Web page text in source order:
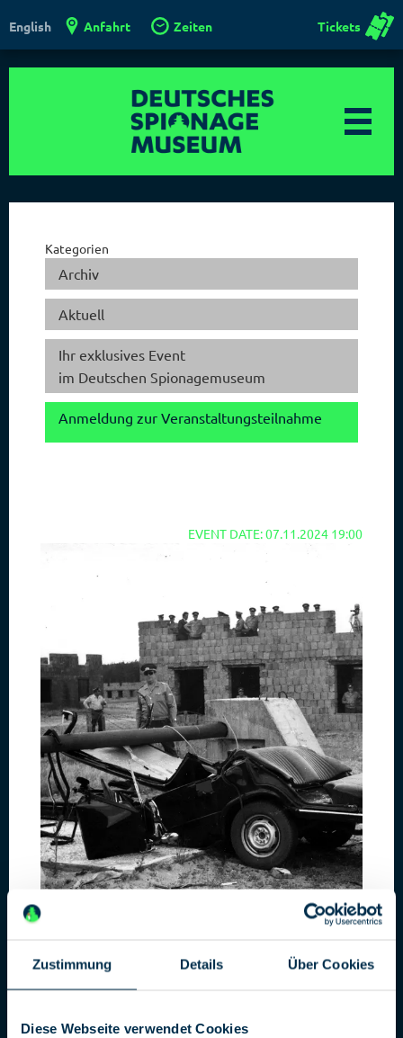
Zustimmung Details Über Cookies
Diese Webseite verwendet Cookies
English Anfahrt Zeiten Tickets
Kategorien
Archiv
Aktuell
Ihr exklusives Event
im Deutschen Spionagemuseum
Anmeldung zur Veranstaltungsteilnahme
EVENT DATE: 07.11.2024 19:00
Dokfilm: Schranken
Eine mörderische Erfindung